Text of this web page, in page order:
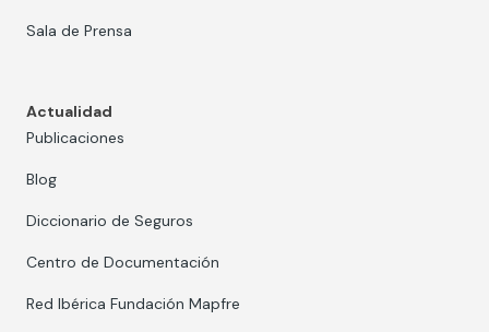
Sala de Prensa
Actualidad
Publicaciones
Blog
Diccionario de Seguros
Centro de Documentación
Red Ibérica Fundación Mapfre